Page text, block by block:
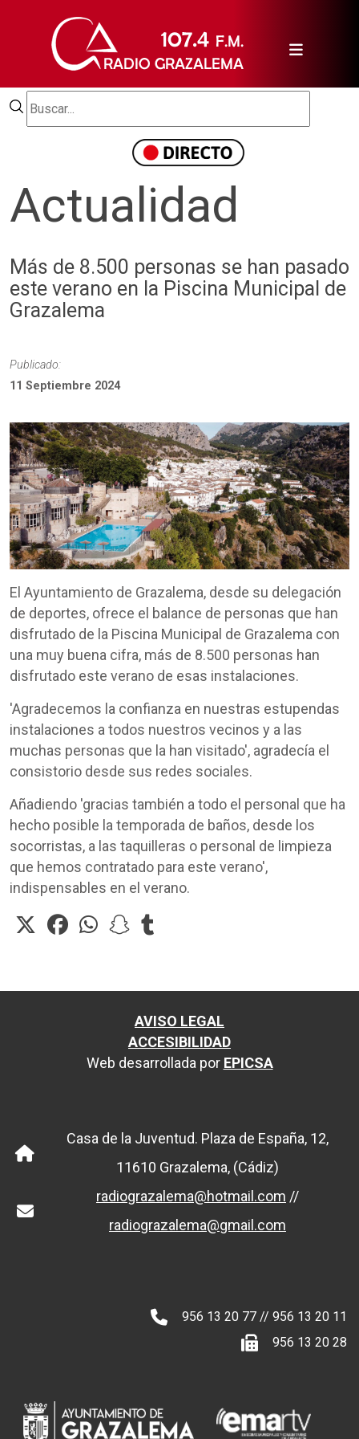
Actualidad
Más de 8.500 personas se han pasado
este verano en la Piscina Municipal de
Grazalema
Publicado:
11 Septiembre 2024
El Ayuntamiento de Grazalema, desde su delegación
de deportes, ofrece el balance de personas que han
disfrutado de la Piscina Municipal de Grazalema con
una muy buena cifra, más de 8.500 personas han
disfrutado este verano de esas instalaciones.
'Agradecemos la confianza en nuestras estupendas
instalaciones a todos nuestros vecinos y a las
muchas personas que la han visitado', agradecía el
consistorio desde sus redes sociales.
Añadiendo 'gracias también a todo el personal que ha
hecho posible la temporada de baños, desde los
socorristas, a las taquilleras o personal de limpieza
que hemos contratado para este verano',
indispensables en el verano.
AVISO LEGAL
ACCESIBILIDAD
Web desarrollada por EPICSA
Casa de la Juventud. Plaza de España, 12,
11610 Grazalema, (Cádiz)
radiograzalema@hotmail.com //
radiograzalema@gmail.com
956 13 20 77 // 956 13 20 11
956 13 20 28